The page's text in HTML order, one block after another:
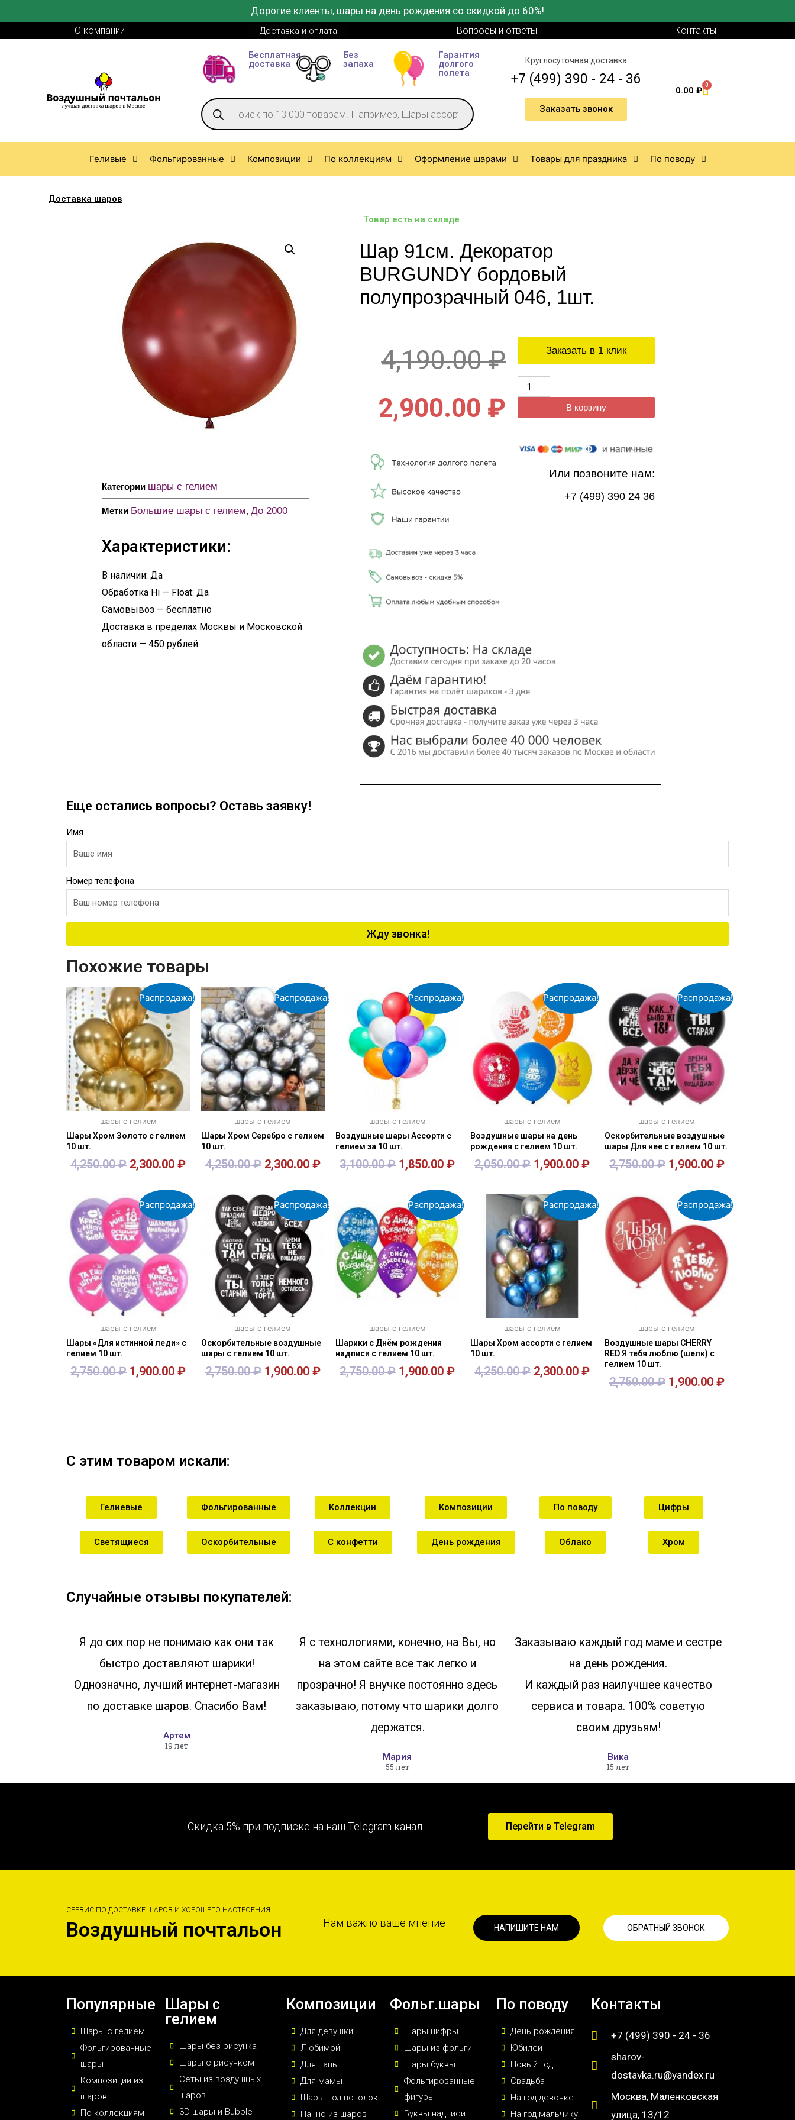
Дорогие клиенты, шары на день рождения со скидкой до 60%!
О компании Доставка и оплата Вопросы и ответы Контакты
Бесплатная
доставка
Без
запаха
Гарантия
долгого
полета
Круглосуточная доставка
+7 (499) 390 - 24 - 36
Заказать звонок
0.00₽ 0
Геливые Фольгированные Композиции По коллекциям Оформление шарами Товары для праздника По поводу
Доставка шаров
Категории шары с гелием
Метки Большие шары с гелием, До 2000
Характеристики:
В наличии: Да
Обработка Hi — Float: Да
Самовывоз — бесплатно
Доставка в пределах Москвы и Московской
области — 450 рублей
Товар есть на складе
Шар 91см. Декоратор
BURGUNDY бордовый
полупрозрачный 046, 1шт.
4,190.00₽
2,900.00 ₽
Заказать в 1 клик
В корзину
Или позвоните нам:
+7 (499) 390 24 36
Еще остались вопросы? Оставь заявку!
Имя
Номер телефона
Жду звонка!
Похожие товары
Распродажа!
шары с гелием
Шары Хром Золото с гелием
10 шт.
4,250.00₽ 2,300.00₽
Распродажа!
шары с гелием
Шары Хром Серебро с гелием
10 шт.
4,250.00₽ 2,300.00 ₽
Распродажа!
шары с гелием
Воздушные шары Ассорти с
гелием за 10 шт.
3,100.00₽ 1,850.00₽
Распродажа!
шары с гелием
Воздушные шары на день
рождения с гелием 10 шт.
2,050.00₽ 1,900.00₽
Распродажа!
шары с гелием
Оскорбительные воздушные
шары Для нее с гелием 10 шт.
2,750.00₽ 1,900.00 ₽
Распродажа!
шары с гелием
Шары «Для истинной леди» с
гелием 10 шт.
2,750.00₽ 1,900.00₽
Распродажа!
шары с гелием
Оскорбительные воздушные
шары с гелием 10 шт.
2,750.00₽ 1,900.00 ₽
Распродажа!
шары с гелием
Шарики с Днём рождения
надписи с гелием 10 шт.
2,750.00₽ 1,900.00₽
Распродажа!
шары с гелием
Шары Хром ассорти с гелием
10 шт.
4,250.00₽ 2,300.00₽
Распродажа!
шары с гелием
Воздушные шары CHERRY
RED Я тебя люблю (шелк) с
гелием 10 шт.
2,750.00₽ 1,900.00 ₽
С этим товаром искали:
Гелиевые
Светящиеся
Фольгированные
Оскорбительные
Коллекции
С конфетти
Композиции
День рождения
По поводу
Облако
Цифры
Хром
Случайные отзывы покупателей:
Я до сих пор не понимаю как они так
быстро доставляют шарики!
Однозначно, лучший интернет-магазин
по доставке шаров. Спасибо Вам!
Артем
19 лет
Я с технологиями, конечно, на Вы, но
на этом сайте все так легко и
прозрачно! Я внучке постоянно здесь
заказываю, потому что шарики долго
держатся.
Мария
55 лет
Заказываю каждый год маме и сестре
на день рождения.
И каждый раз наилучшее качество
сервиса и товара. 100% советую
своим друзьям!
Вика
15 лет
Скидка 5% при подписке на наш Telegram канал Перейти в Telegram
СЕРВИС ПО ДОСТАВКЕ ШАРОВ И ХОРОШЕГО НАСТРОЕНИЯ
Воздушный почтальон Нам важно ваше мнение НАПИШИТЕ НАМ ОБРАТНЫЙ ЗВОНОК
Популярные
Шары с гелием
Фольгированные
шары
Композиции из
шаров
По коллекциям
Шары с
гелием
Шары без рисунка
Шары с рисунком
Сеты из воздушных
шаров
3D шары и Bubble
Композиции
Для девушки
Любимой
Для папы
Для мамы
Шары под потолок
Панно из шаров
Фольг.шары
Шары цифры
Шары из фольги
Шары буквы
Фольгированные
фигуры
Буквы надписи
По поводу
День рождения
Юбилей
Новый год
Свадьба
На год девочке
На год мальчику
Контакты
+7 (499) 390 - 24 - 36
sharov-
dostavka.ru@yandex.ru
Москва, Маленковская
улица, 13/12